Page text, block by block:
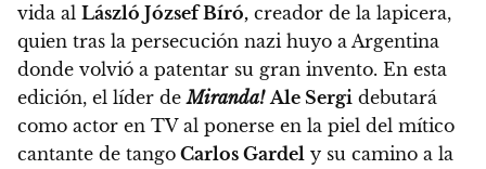
vida al László József Bíró, creador de la lapicera,
quien tras la persecución nazi huyo a Argentina
donde volvió a patentar su gran invento. En esta
edición, el líder deMiranda! Ale Sergi debutará
como actor en TVal ponerse en la piel del mítico
cantante de tango Carlos Gardel y su camino a la